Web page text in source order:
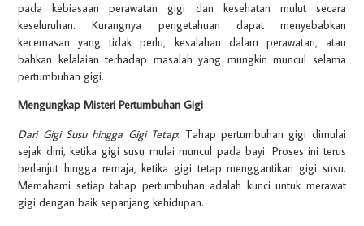
pada kebiasaan perawatan gigi dan kesehatan mulut secara
keseluruhan. Kurangnya pengetahuan dapat menyebabkan
kecemasan yang tidak perlu, kesalahan dalam perawatan, atau
bahkan kelalaian terhadap masalah yang mungkin muncul selama
pertumbuhan gigi.
Mengungkap Misteri Pertumbuhan Gigi
Dari Gigi Susu hingga Gigi Tetap: Tahap pertumbuhan gigi dimulai
sejak dini, ketika gigi susu mulai muncul pada bayi. Proses ini terus
berlanjut hingga remaja, ketika gigi tetap menggantikan gigi susu.
Memahami setiap tahap pertumbuhan adalah kunci untuk merawat
gigi dengan baik sepanjang kehidupan.